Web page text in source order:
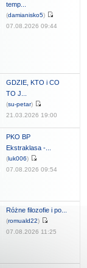
temp...
(damianisko5)
07.08.2026 09:44
GDZIE, KTO i CO
TO J...
(su-petar)
21.03.2026 19:00
PKO BP
Ekstraklasa -...
(luk006)
07.08.2026 09:54
Różne filozofie i po...
(romuald22)
07.08.2026 11:25